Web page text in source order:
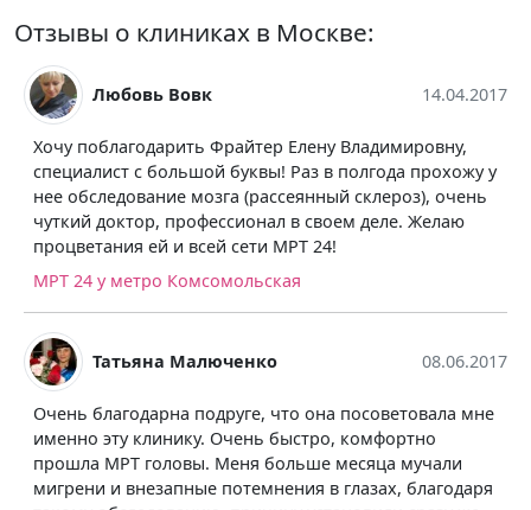
Отзывы о клиниках в Москве:
Любовь Вовк 14.04.2017
Хочу поблагодарить Фрайтер Елену Владимировну,
специалист с большой буквы! Раз в полгода прохожу у
нее обследование мозга (рассеянный склероз), очень
чуткий доктор, профессионал в своем деле. Желаю
процветания ей и всей сети МРТ 24!
МРТ 24 у метро Комсомольская
Татьяна Малюченко 08.06.2017
Очень благодарна подруге, что она посоветовала мне
именно эту клинику. Очень быстро, комфортно
прошла МРТ головы. Меня больше месяца мучали
мигрени и внезапные потемнения в глазах, благодаря